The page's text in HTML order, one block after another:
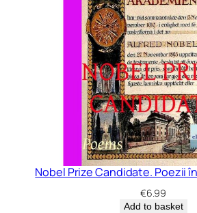
Nobel Prize Candidate. Poezii
€6.99
Add to basket